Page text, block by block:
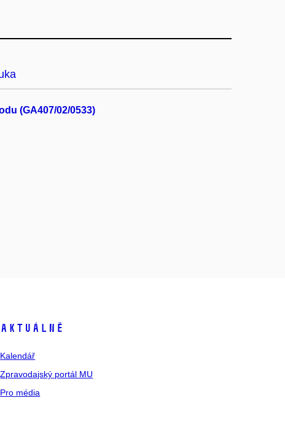
(GA407/02/0533)
Aktuálně
Kalendář
Zpravodajský portál MU
Pro média